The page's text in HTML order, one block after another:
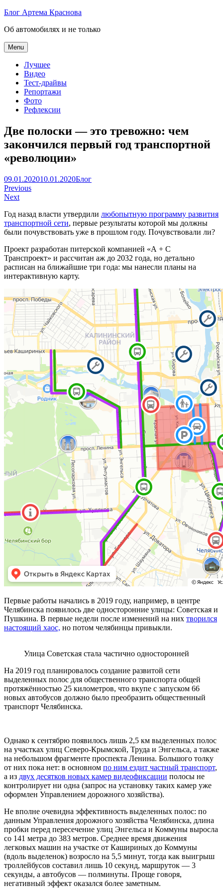
Skip
content
Блог Артема Краснова
Об автомобилях и не только
Menu
Лучшее
Видео
Тест-драйвы
Репортажи
Фото
Рефлексии
Две полоски — это тревожно: чем
закончился первый год транспортной
«революции»
Артем
Краснов
09.01.202010.01.2020Блог
Навигация
по
записям
Previous
Next
Год назад власти утвердили любопытную программу развития
транспортной сети, первые результаты которой мы должны
были почувствовать уже в прошлом году. Почувствовали ли?
Проект разработан питерской компанией «А + С
Транспроект» и рассчитан аж до 2032 года, но детально
расписан на ближайшие три года: мы нанесли планы на
интерактивную карту.
Первые работы начались в 2019 году, например, в центре
Челябинска появилось две односторонние улицы: Советская и
Пушкина. В первые недели после изменений на них творился
настоящий хаос, но потом челябинцы привыкли.
Улица Советская стала частично односторонней
На 2019 год планировалось создание развитой сети
выделенных полос для общественного транспорта общей
протяжённостью 25 километров, что вкупе с запуском 66
новых автобусов должно было преобразить общественный
транспорт Челябинска.
Однако к сентябрю появилось лишь 2,5 км выделенных полос
на участках улиц Северо-Крымской, Труда и Энгельса, а также
на небольшом фрагменте проспекта Ленина. Большого толку
от них пока нет: в основном по ним ездит частный транспорт,
а из двух десятков новых камер видеофиксации полосы не
контролирует ни одна (запрос на установку таких камер уже
оформлен Управлением дорожного хозяйства).
Не вполне очевидна эффективность выделенных полос: по
данным Управления дорожного хозяйства Челябинска, длина
пробки перед пересечение улиц Энгельса и Коммуны выросла
со 141 метра до 383 метров. Среднее время движения
легковых машин на участке от Кашириных до Коммуны
(вдоль выделенок) возросло на 5,5 минут, тогда как выигрыш
троллейбусов составил лишь 10 секунд, маршруток — 3
секунды, а автобусов — полминуты. Проще говоря,
негативный эффект оказался более заметным.